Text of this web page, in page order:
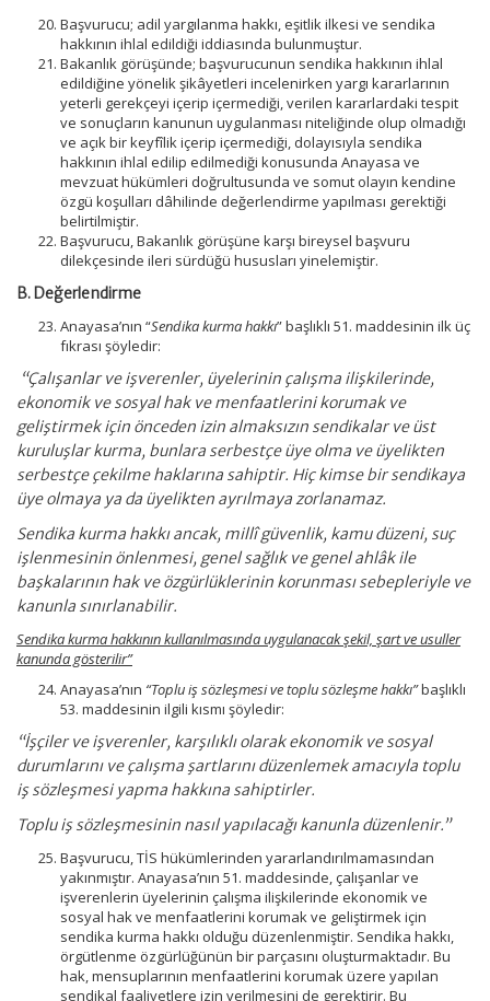
Başvurucu; adil yargılanma hakkı, eşitlik ilkesi ve sendika
hakkının ihlal edildiği iddiasında bulunmuştur.
Bakanlık görüşünde; başvurucunun sendika hakkının ihlal
edildiğine yönelik şikâyetleri incelenirken yargı kararlarının
yeterli gerekçeyi içerip içermediği, verilen kararlardaki tespit
ve sonuçların kanunun uygulanması niteliğinde olup olmadığı
ve açık bir keyfîlik içerip içermediği, dolayısıyla sendika
hakkının ihlal edilip edilmediği konusunda Anayasa ve
mevzuat hükümleri doğrultusunda ve somut olayın kendine
özgü koşulları dâhilinde değerlendirme yapılması gerektiği
belirtilmiştir.
Başvurucu, Bakanlık görüşüne karşı bireysel başvuru
dilekçesinde ileri sürdüğü hususları yinelemiştir.
B. Değerlendirme
Anayasa’nın “Sendika kurma hakkı” başlıklı 51. maddesinin ilk üç
fıkrası şöyledir:
“Çalışanlar ve işverenler, üyelerinin çalışma ilişkilerinde,
ekonomik ve sosyal hak ve menfaatlerini korumak ve
geliştirmek için önceden izin almaksızın sendikalar ve üst
kuruluşlar kurma, bunlara serbestçe üye olma ve üyelikten
serbestçe çekilme haklarına sahiptir. Hiç kimse bir sendikaya
üye olmaya ya da üyelikten ayrılmaya zorlanamaz.
Sendika kurma hakkı ancak, millî güvenlik, kamu düzeni, suç
işlenmesinin önlenmesi, genel sağlık ve genel ahlâk ile
başkalarının hak ve özgürlüklerinin korunması sebepleriyle ve
kanunla sınırlanabilir.
Sendika kurma hakkının kullanılmasında uygulanacak şekil, şart ve usuller
kanunda gösterilir”
Anayasa’nın “Toplu iş sözleşmesi ve toplu sözleşme hakkı”başlıklı
53. maddesinin ilgili kısmı şöyledir:
“İşçiler ve işverenler, karşılıklı olarak ekonomik ve sosyal
durumlarını ve çalışma şartlarını düzenlemek amacıyla toplu
iş sözleşmesi yapma hakkına sahiptirler.
Toplu iş sözleşmesinin nasıl yapılacağı kanunla düzenlenir.”
Başvurucu, TİS hükümlerinden yararlandırılmamasından
yakınmıştır. Anayasa’nın 51. maddesinde, çalışanlar ve
işverenlerin üyelerinin çalışma ilişkilerinde ekonomik ve
sosyal hak ve menfaatlerini korumak ve geliştirmek için
sendika kurma hakkı olduğu düzenlenmiştir. Sendika hakkı,
örgütlenme özgürlüğünün bir parçasını oluşturmaktadır. Bu
hak, mensuplarının menfaatlerini korumak üzere yapılan
sendikal faaliyetlere izin verilmesini de gerektirir. Bu